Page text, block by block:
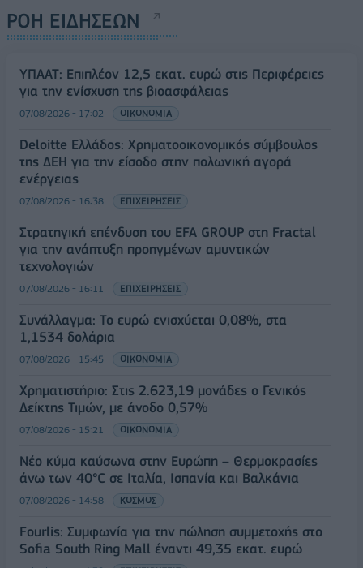
ΡΟΗ ΕΙΔΗΣΕΩΝ
ΥΠΑΑΤ: Επιπλέον 12,5 εκατ. ευρώ στις Περιφέρειες
για την ενίσχυση της βιοασφάλειας
07/08/2026 - 17:02 ΟΙΚΟΝΟΜΙΑ
Deloitte Ελλάδος: Χρηματοοικονομικός σύμβουλος
της ΔΕΗ για την είσοδο στην πολωνική αγορά
ενέργειας
07/08/2026 - 16:38 ΕΠΙΧΕΙΡΗΣΕΙΣ
Στρατηγική επένδυση του EFA GROUP στη Fractal
για την ανάπτυξη προηγμένων αμυντικών
τεχνολογιών
07/08/2026 - 16:11 ΕΠΙΧΕΙΡΗΣΕΙΣ
Συνάλλαγμα: Το ευρώ ενισχύεται 0,08%, στα
1,1534 δολάρια
07/08/2026 - 15:45 ΟΙΚΟΝΟΜΙΑ
Χρηματιστήριο: Στις 2.623,19 μονάδες ο Γενικός
Δείκτης Τιμών, με άνοδο 0,57%
07/08/2026 - 15:21 ΟΙΚΟΝΟΜΙΑ
Νέο κύμα καύσωνα στην Ευρώπη – Θερμοκρασίες
άνω των 40°C σε Ιταλία, Ισπανία και Βαλκάνια
07/08/2026 - 14:58 ΚΟΣΜΟΣ
Fourlis: Συμφωνία για την πώληση συμμετοχής στο
Sofia South Ring Mall έναντι 49,35 εκατ. ευρώ